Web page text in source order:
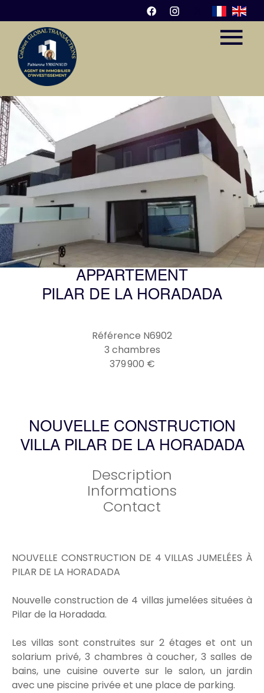
APPARTEMENT
PILAR DE LA HORADADA
Référence N6902
3 chambres
379 900 €
NOUVELLE CONSTRUCTION
VILLA PILAR DE LA HORADADA
Description
Informations
Contact
NOUVELLE CONSTRUCTION DE 4 VILLAS JUMELÉES À
PILAR DE LA HORADADA
Nouvelle construction de 4 villas jumelées situées à
Pilar de la Horadada.
Les villas sont construites sur 2 étages et ont un
solarium privé, 3 chambres à coucher, 3 salles de
bains, une cuisine ouverte sur le salon, un jardin
avec une piscine privée et une place de parking.